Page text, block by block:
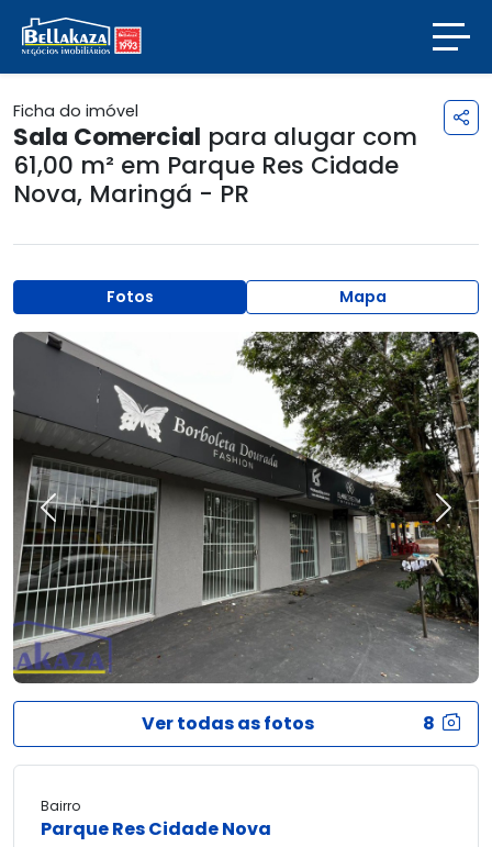
Ficha do imóvel
Sala Comercial para alugar com
61,00 m² em Parque Res Cidade
Nova, Maringá - PR
Fotos Mapa
Previous Next
Ver todas as fotos 8
Bairro
Parque Res Cidade Nova